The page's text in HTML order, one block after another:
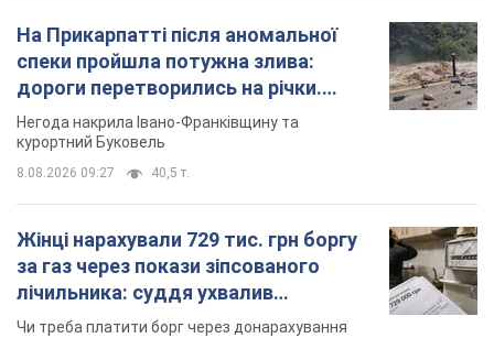
На Прикарпатті після аномальної
спеки пройшла потужна злива:
дороги перетворились на річки.
Відео
Негода накрила Івано-Франківщину та
курортний Буковель
8.08.2026 09:27 40,5 т.
Жінці нарахували 729 тис. грн боргу
за газ через покази зіпсованого
лічильника: суддя ухвалив
неочікуване рішення
Чи треба платити борг через донарахування